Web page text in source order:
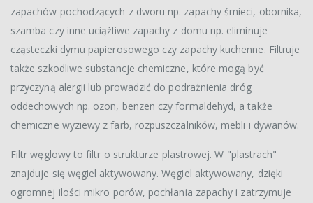
zapachów pochodzących z dworu np. zapachy śmieci, obornika,
szamba czy inne uciążliwe zapachy z domu np. eliminuje
cząsteczki dymu papierosowego czy zapachy kuchenne. Filtruje
także szkodliwe substancje chemiczne, które mogą być
przyczyną alergii lub prowadzić do podrażnienia dróg
oddechowych np. ozon, benzen czy formaldehyd, a także
chemiczne wyziewy z farb, rozpuszczalników, mebli i dywanów.
Filtr węglowy to filtr o strukturze plastrowej. W "plastrach"
znajduje się węgiel aktywowany. Węgiel aktywowany, dzięki
ogromnej ilości mikro porów, pochłania zapachy i zatrzymuje